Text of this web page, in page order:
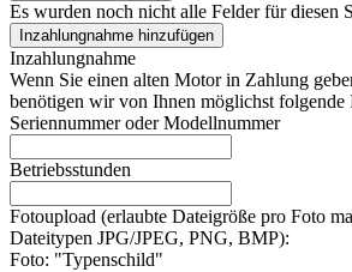
Es wurden noch nicht alle Felder für diesen
Inzahlungnahme hinzufügen
Inzahlungnahme
Wenn Sie einen alten Motor in Zahlung
benötigen wir von Ihnen möglichst folgende
Seriennummer oder Modellnummer
Betriebsstunden
Fotoupload (erlaubte Dateigröße pro Foto
Dateitypen JPG/JPEG, PNG, BMP):
Foto: "Typenschild"